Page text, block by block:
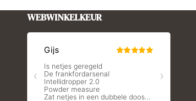
WEBWINKELKEUR